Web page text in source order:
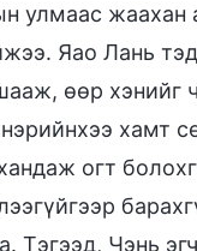
улмаас жаахан
Яао Лань
өөр хэнийг
хамт
огт
Тэгээд, Чэнь